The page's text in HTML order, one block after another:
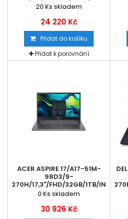
20 Ks skladem
24 220 Kč
Přidat do košíku
Přidat k porovnání
ACER ASPIRE 17/A17-51M-
98D3/9-
270H/17,3"/FHD/32GB/1TB/INTEL...
0 Ks skladem
30 926 Kč